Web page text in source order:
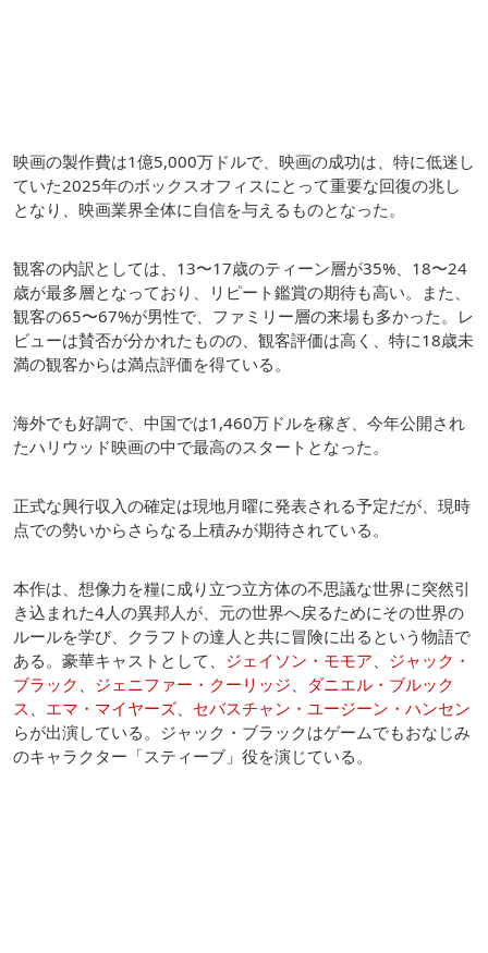
映画の製作費は1億5,000万ドルで、映画の成功は、特に低迷し
ていた2025年のボックスオフィスにとって重要な回復の兆し
となり、映画業界全体に自信を与えるものとなった。
観客の内訳としては、13〜17歳のティーン層が35%、18〜24
歳が最多層となっており、リピート鑑賞の期待も高い。また、
観客の65〜67%が男性で、ファミリー層の来場も多かった。レ
ビューは賛否が分かれたものの、観客評価は高く、特に18歳未
満の観客からは満点評価を得ている。
海外でも好調で、中国では1,460万ドルを稼ぎ、今年公開され
たハリウッド映画の中で最高のスタートとなった。
正式な興行収入の確定は現地月曜に発表される予定だが、現時
点での勢いからさらなる上積みが期待されている。
本作は、想像力を糧に成り立つ立方体の不思議な世界に突然引
き込まれた4人の異邦人が、元の世界へ戻るためにその世界の
ルールを学び、クラフトの達人と共に冒険に出るという物語で
ある。豪華キャストとして、 ジェイソン・モモア
ジャック・
ブラック
ジェニファー・クーリッジ
ダニエル・ブルック
ス
エマ・マイヤーズ
セバスチャン・ユージーン・ハンセン
らが出演している。ジャック・ブラックはゲームでもおなじみ
のキャラクター「スティーブ」役を演じている。